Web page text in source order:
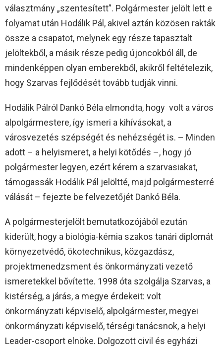
választmány „szentesített”. Polgármester jelölt lett e
folyamat után Hodálik Pál, akivel aztán közösen rakták
össze a csapatot, melynek egy része tapasztalt
jelöltekből, a másik része pedig újoncokból áll, de
mindenképpen olyan emberekből, akikről feltételezik,
hogy Szarvas fejlődését tovább tudják vinni.
Hodálik Pálról Dankó Béla elmondta, hogy volt a város
alpolgármestere, így ismeri a kihívásokat, a
városvezetés szépségét és nehézségét is. – Minden
adott – a helyismeret, a helyi kötődés –, hogy jó
polgármester legyen, ezért kérem a szarvasiakat,
támogassák Hodálik Pál jelöltté, majd polgármesterré
válását – fejezte be felvezetőjét Dankó Béla.
A polgármesterjelölt bemutatkozójából ezután
kiderült, hogy a biológia-kémia szakos tanári diplomát
környezetvédő, ökotechnikus, közgazdász,
projektmenedzsment és önkormányzati vezető
ismeretekkel bővítette. 1998 óta szolgálja Szarvas, a
kistérség, a járás, a megye érdekeit: volt
önkormányzati képviselő, alpolgármester, megyei
önkormányzati képviselő, térségi tanácsnok, a helyi
Leader-csoport elnöke. Dolgozott civil és egyházi